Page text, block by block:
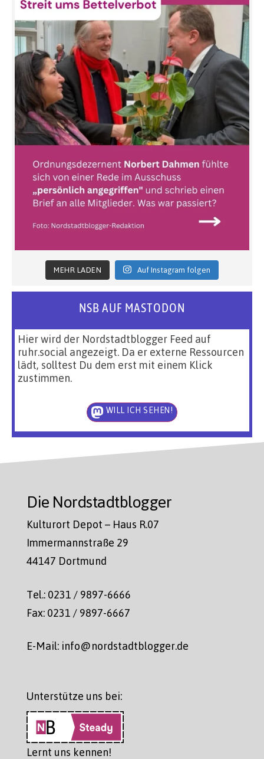
MEHR LADEN Auf Instagram folgen
NSB AUF MASTODON
Hier wird der Nordstadtblogger Feed auf
ruhr.social angezeigt. Da er externe Ressourcen
lädt, solltest Du dem erst mit einem Klick
zustimmen.
WILL ICH SEHEN!
Die Nordstadtblogger
Kulturort Depot – Haus R.07
Immermannstraße 29
44147 Dortmund
Tel.: 0231 / 9897-6666
Fax: 0231 / 9897-6667
E-Mail: info@nordstadtblogger.de
Unterstütze uns bei:
Lernt uns kennen!